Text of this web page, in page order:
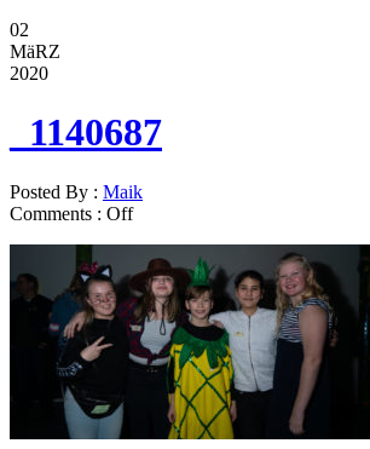
02
MäRZ
2020
_1140687
Posted By : Maik
Comments : Off